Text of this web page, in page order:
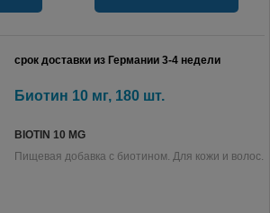
срок доставки из Германии 3-4 недели
Биотин 10 мг, 180 шт.
BIOTIN 10 MG
Пищевая добавка с биотином. Для кожи и волос.